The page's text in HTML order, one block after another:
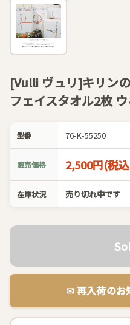
[Vulli ヴュリ]キリン
フェイスタオル2枚
型番 76-K-55250
販売価格 2,500円(税
在庫状況 売り切れ中です
✉︎ 再入荷のお